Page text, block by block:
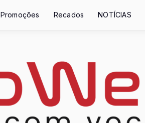
Promoções Recados NOTÍCIAS